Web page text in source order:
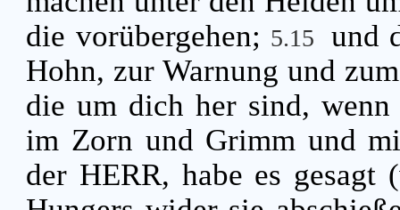
die vorübergehen; 5.15
und
Hohn, zur Warnung und
die um dich her sind,
im Zorn und Grimm und
der HERR, habe es gesagt